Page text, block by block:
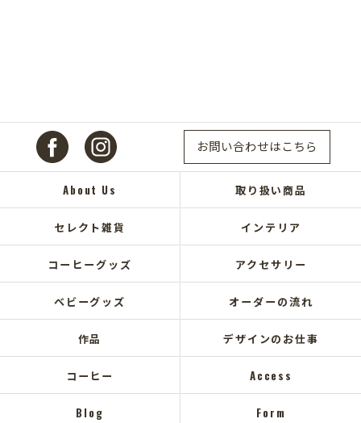
お問い合わせはこちら
About Us 取り扱い商品
セレクト雑貨 インテリア
コーヒーグッズ アクセサリー
ベビーグッズ オーダーの流れ
作品 デザインのお仕事
コーヒー Access
Blog Form